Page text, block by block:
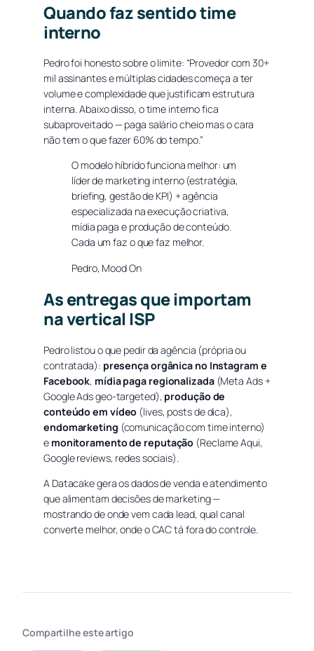
Quando faz sentido time
interno
Pedro foi honesto sobre o limite: “Provedor com 30+
mil assinantes e múltiplas cidades começa a ter
volume e complexidade que justificam estrutura
interna. Abaixo disso, o time interno fica
subaproveitado — paga salário cheio mas o cara
não tem o que fazer 60% do tempo.”
O modelo híbrido funciona melhor: um
líder de marketing interno (estratégia,
briefing, gestão de KPI) + agência
especializada na execução criativa,
mídia paga e produção de conteúdo.
Cada um faz o que faz melhor.
Pedro, Mood On
As entregas que importam
na vertical ISP
Pedro listou o que pedir da agência (própria ou
contratada): presença orgânica no Instagram e
Facebook, mídia paga regionalizada(Meta Ads +
Google Ads geo-targeted), produção de
conteúdo em vídeo (lives, posts de dica),
endomarketing (comunicação com time interno)
e monitoramento de reputação (Reclame Aqui,
Google reviews, redes sociais).
A Datacake gera os dados de venda e atendimento
que alimentam decisões de marketing —
mostrando de onde vem cada lead, qual canal
converte melhor, onde o CAC tá fora do controle.
Compartilhe este artigo